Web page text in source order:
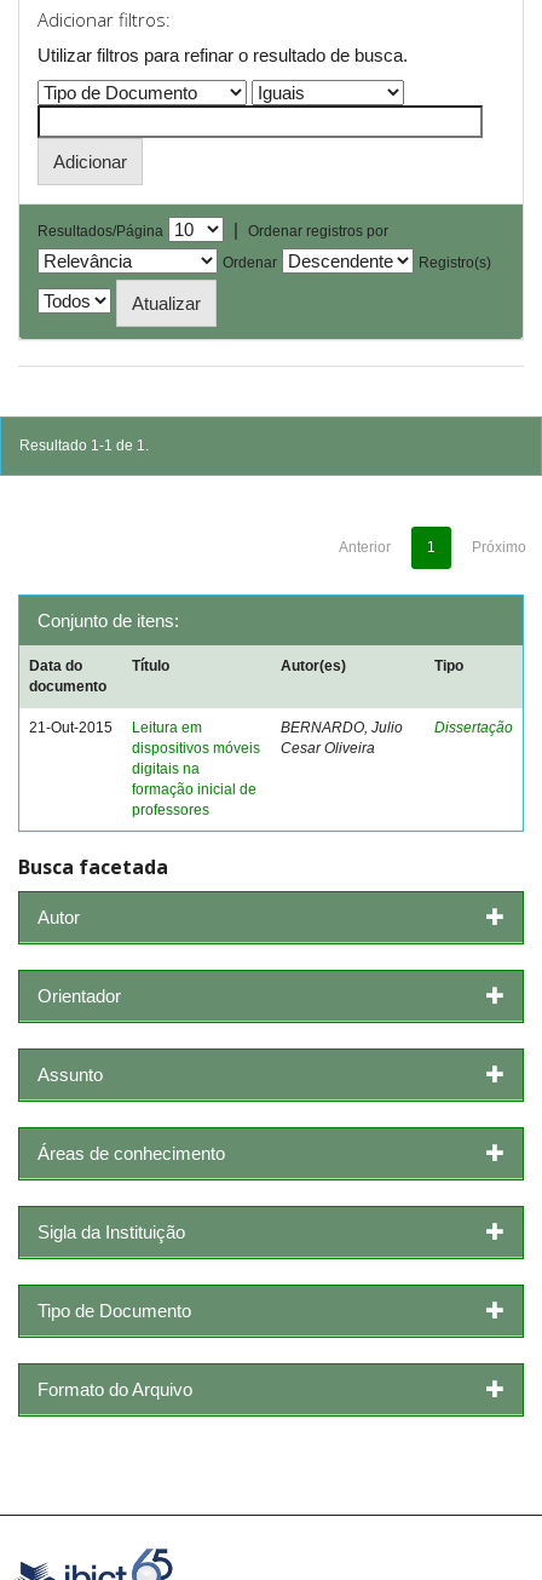
Adicionar filtros:
Utilizar filtros para refinar o resultado de busca.
Resultados/Página |
Ordenar registros por
Ordenar
Registro(s)
Resultado 1-1 de 1.
Anterior 1 Próximo
Conjunto de itens:
Data do
documento
Título Autor(es) Tipo
21-Out-2015
Leitura em
dispositivos móveis
digitais na
formação inicial de
professores
BERNARDO, Julio
Cesar Oliveira
Dissertação
Busca facetada
Autor
Orientador
Assunto
Áreas de conhecimento
Sigla da Instituição
Tipo de Documento
Formato do Arquivo